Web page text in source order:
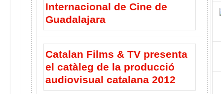
Internacional de Cine de
Guadalajara
Catalan Films & TV presenta
el catàleg de la producció
audiovisual catalana 2012